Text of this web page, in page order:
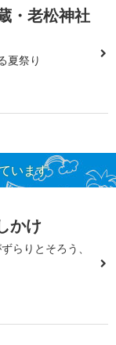
・老松神社
夏祭り
います
かけ
らりとそろう、